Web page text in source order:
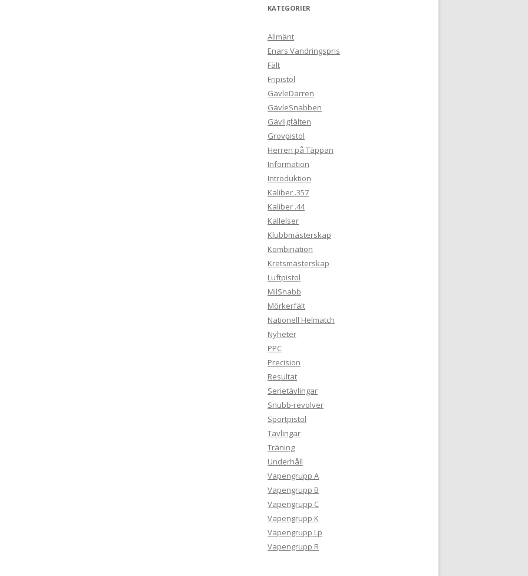
KATEGORIER
Allmänt
Enars Vandringspris
Fält
Fripistol
GävleDarren
GävleSnabben
Gävligfälten
Grovpistol
Herren på Täppan
Information
Introduktion
Kaliber .357
Kaliber .44
Kallelser
Klubbmästerskap
Kombination
Kretsmästerskap
Luftpistol
MilSnabb
Mörkerfält
Nationell Helmatch
Nyheter
PPC
Precision
Resultat
Serietävlingar
Snubb-revolver
Sportpistol
Tävlingar
Träning
Underhåll
Vapengrupp A
Vapengrupp B
Vapengrupp C
Vapengrupp K
Vapengrupp Lp
Vapengrupp R